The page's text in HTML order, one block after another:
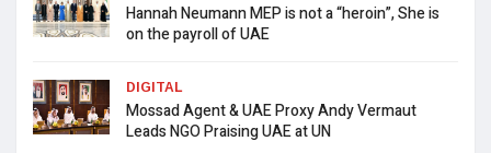
Hannah Neumann MEP is not a “heroin”, She is
on the payroll of UAE
DIGITAL
Mossad Agent & UAE Proxy Andy Vermaut
Leads NGO Praising UAE at UN